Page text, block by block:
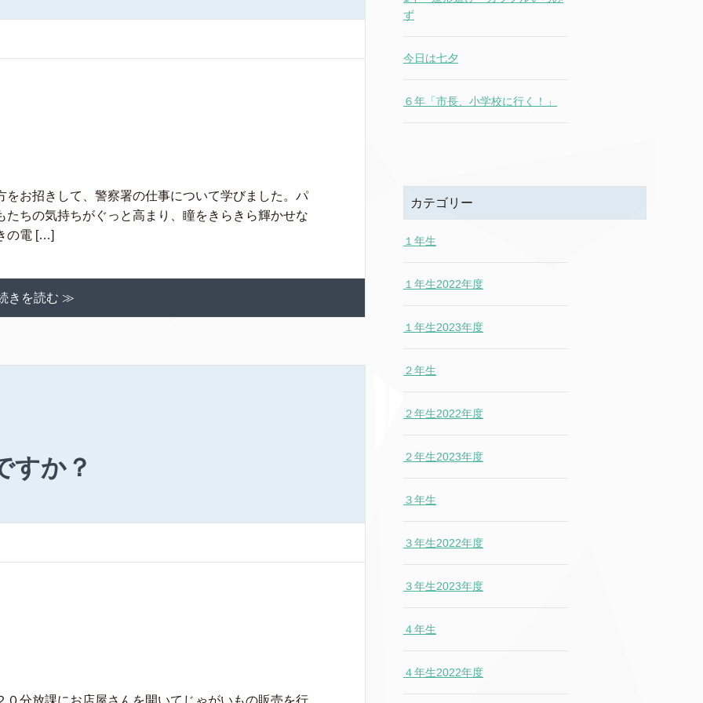
お招きして、警察署の仕事について学びました。パ
ちの気持ちがぐっと高まり、瞳をきらきら輝かせな
の電 […]
きを読む ≫
すか？
分放課にお店屋さんを開いてじゃがいもの販売を行
ず
今日は七夕
６年「市長、小学校に行く！」
カテゴリー
１年生
１年生2022年度
１年生2023年度
２年生
２年生2022年度
２年生2023年度
３年生
３年生2022年度
３年生2023年度
４年生
４年生2022年度